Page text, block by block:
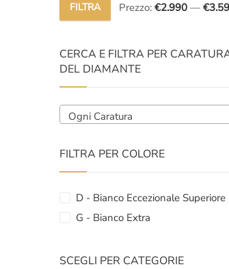
Prezzo
Prezzo
FILTRA Prezzo: €2.990 —
CERCA E FILTRA PER
DEL DIAMANTE
Ogni Caratura
FILTRA PER COLORE
D - Bianco Eccezionale Superiore
G - Bianco Extra
SCEGLI PER CATEGORIE